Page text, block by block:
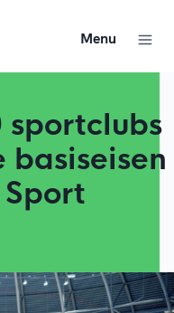
Menu
sportclubs